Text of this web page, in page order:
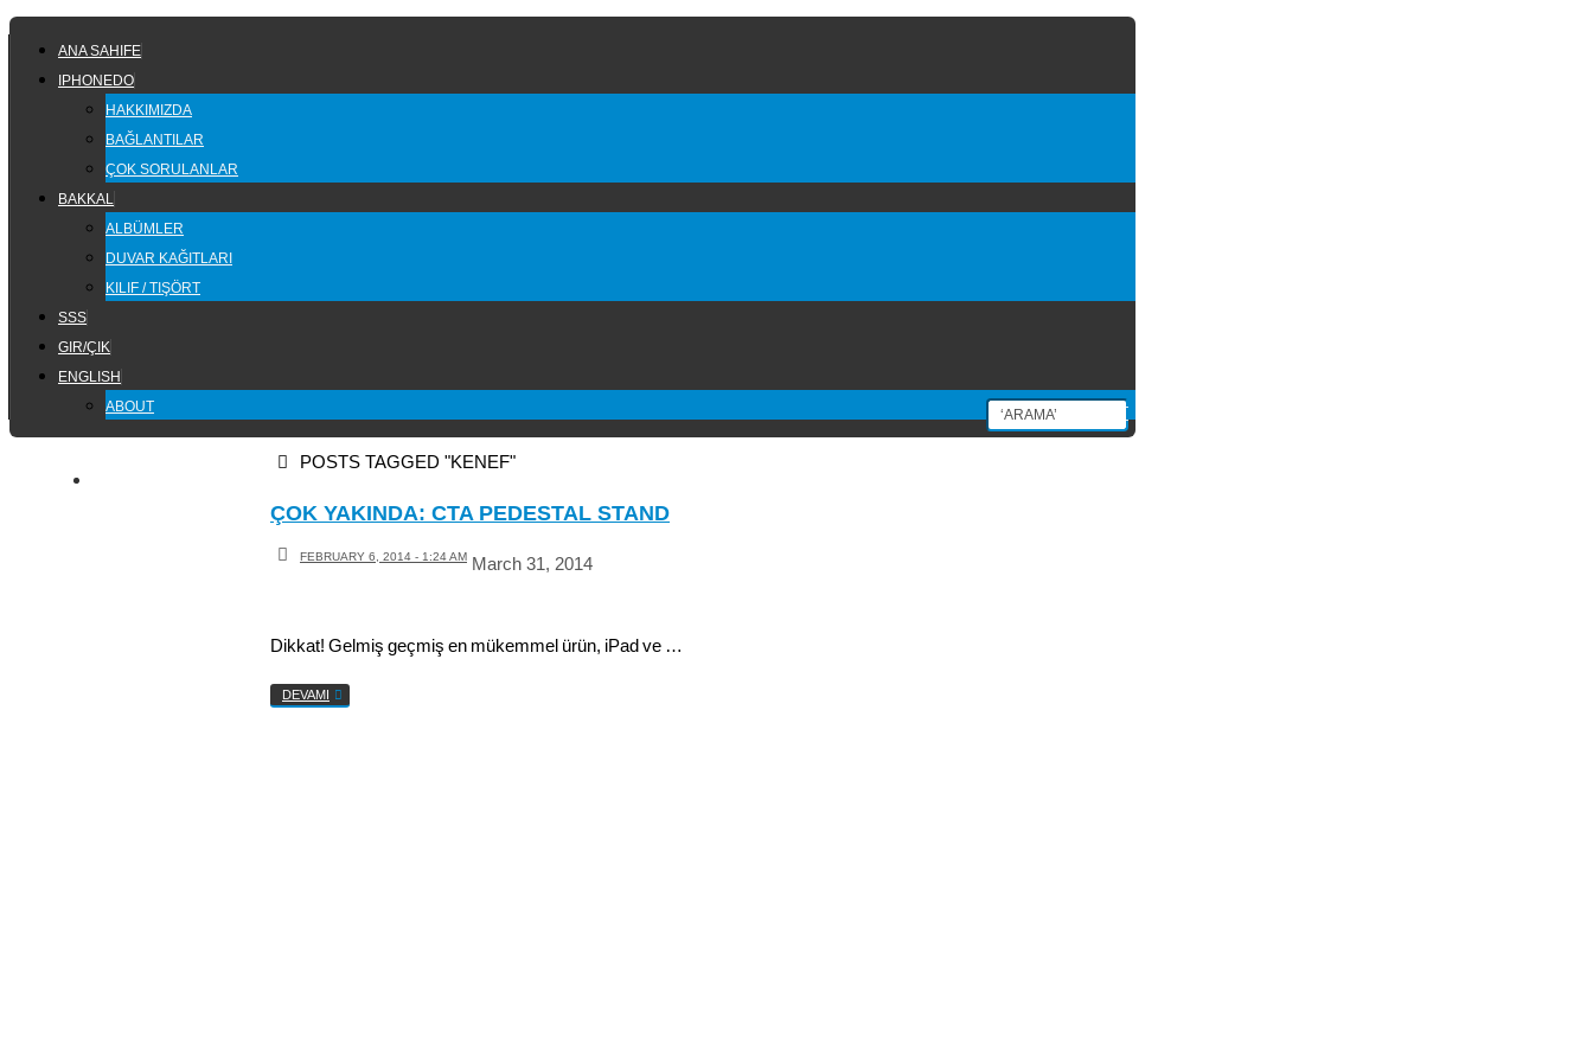
Skip
content
SKIP
CONTENT
ANA SAHIFE
IPHONEDO
HAKKIMIZDA
BAĞLANTILAR
ÇOK SORULANLAR
BAKKAL
ALBÜMLER
DUVAR KAĞITLARI
KILIF / TIŞÖRT
SSS
GIR/ÇIK
ENGLISH
ABOUT
HOMEPOSTS TAGGED "KENEF"
ÇOK YAKINDA: CTA PEDESTAL STAND
FEBRUARY 6, 2014 - 1:24 AM March 31, 2014
Dikkat! Gelmiş geçmiş en mükemmel ürün, iPad ve …
DEVAMI